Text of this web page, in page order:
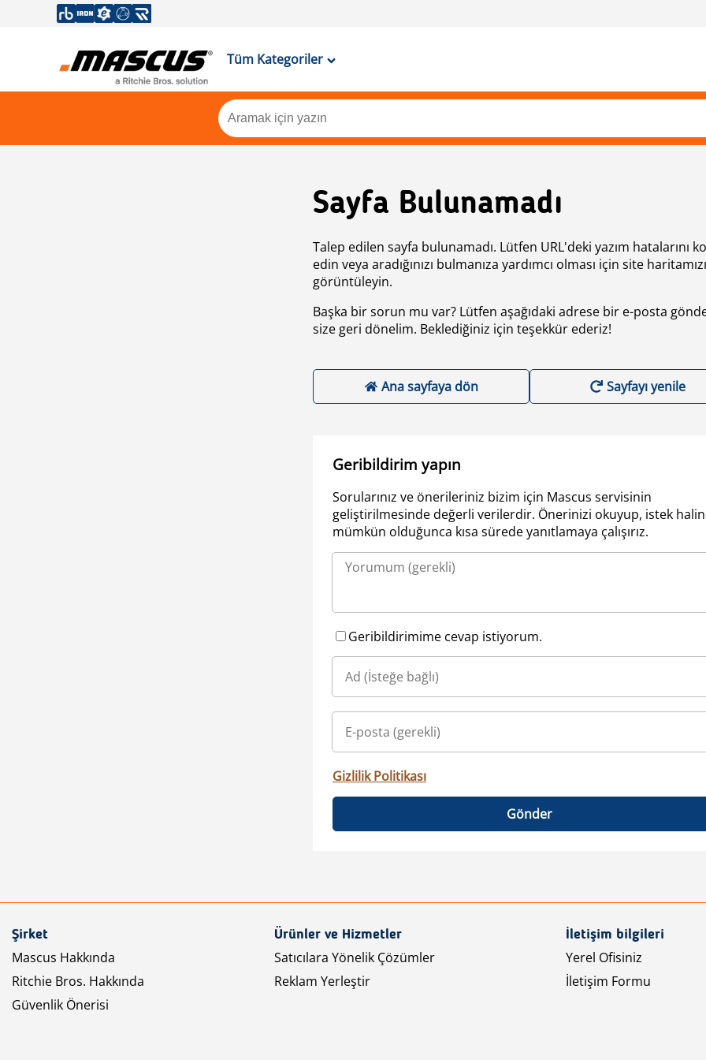
Tüm Kategoriler
Sayfa Bulunamadı
Talep edilen sayfa bulunamadı. Lütfen URL'deki yazım hatalarını
edin veya aradığınızı bulmanıza yardımcı olması için site haritamızı
görüntüleyin.
Başka bir sorun mu var? Lütfen aşağıdaki adrese bir e-posta
size geri dönelim. Beklediğiniz için teşekkür ederiz!
Ana sayfaya dön Sayfayı yenile
Geribildirim yapın
Sorularınız ve önerileriniz bizim için Mascus servisinin
geliştirilmesinde değerli verilerdir. Önerinizi okuyup, istek
mümkün olduğunca kısa sürede yanıtlamaya çalışırız.
Geribildirimime cevap istiyorum.
Gizlilik Politikası
Gönder
Şirket
Mascus Hakkında
Ritchie Bros. Hakkında
Güvenlik Önerisi
Ürünler ve Hizmetler
Satıcılara Yönelik Çözümler
Reklam Yerleştir
İletişim bilgileri
Yerel Ofisiniz
İletişim Formu